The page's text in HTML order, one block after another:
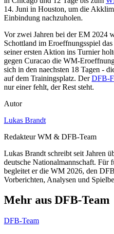
14. Juni in Houston, um die
Einbindung nachzuholen.
Vor zwei Jahren bei der EM 2024
Schottland im Eroeffnungsspiel
seiner ersten Aktion ins Turnier
gegen Curacao die WM-
sich in den naechsten 18 Tagen -
auf dem Trainingsplatz. DerDFB-
nur einer fehlt, der Rest steht.
Autor
Lukas Brandt
Redakteur WM & DFB-Team
Lukas Brandt schreibt seit Jahren
deutsche Nationalmannschaft. Für
begleitet er die WM 2026, den
Vorberichten, Analysen und
Mehr aus DFB-Team
DFB-Team